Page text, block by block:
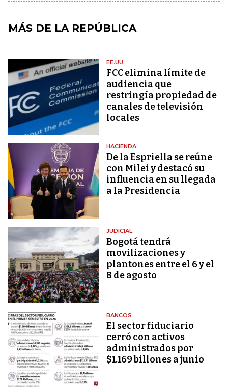
MÁS DE LA REPÚBLICA
EE.UU.
FCC elimina límite de
audiencia que
restringía propiedad de
canales de televisión
locales
HACIENDA
De la Espriella se reúne
con Milei y destacó su
influencia en su llegada
a la Presidencia
JUDICIAL
Bogotá tendrá
movilizaciones y
plantones entre el 6 y el
8 de agosto
BANCOS
El sector fiduciario
cerró con activos
administrados por
$1.169 billones a junio